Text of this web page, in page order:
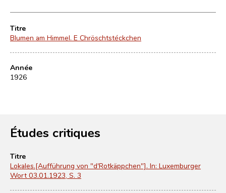
Titre
Blumen am Himmel. E Chröschtstéckchen
Année
1926
Études critiques
Titre
Lokales.[Aufführung von "d'Rotkäppchen"]. In: Luxemburger
Wort 03.01.1923, S. 3